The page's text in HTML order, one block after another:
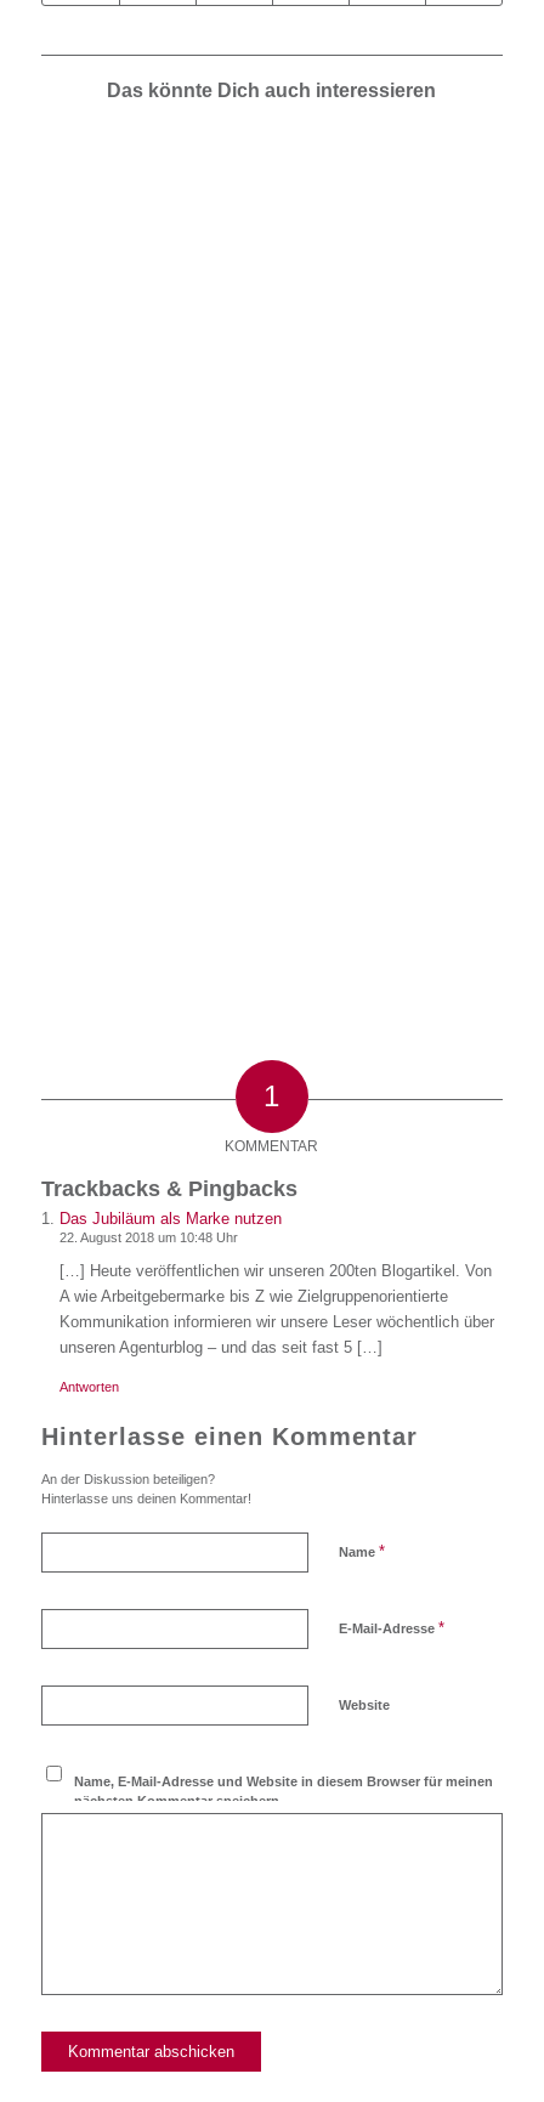
Das könnte Dich auch interessieren
1
KOMMENTAR
Trackbacks & Pingbacks
Das Jubiläum als Marke nutzen
22. August 2018 um 10:48 Uhr
[…] Heute veröffentlichen wir unseren 200ten Blogartikel. Von
A wie Arbeitgebermarke bis Z wie Zielgruppenorientierte
Kommunikation informieren wir unsere Leser wöchentlich über
unseren Agenturblog – und das seit fast 5 […]
Antworten
Hinterlasse einen Kommentar
An der Diskussion beteiligen?
Hinterlasse uns deinen Kommentar!
Name *
E-Mail-Adresse *
Website
Name, E-Mail-Adresse und Website in diesem Browser für meinen
nächsten Kommentar speichern.